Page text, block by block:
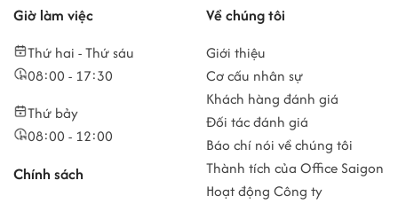
Giờ làm việc
Thứ hai - Thứ sáu
08:00 - 17:30
Thứ bảy
08:00 - 12:00
Chính sách
Về chúng tôi
Giới thiệu
Cơ cấu nhân sự
Khách hàng đánh giá
Đối tác đánh giá
Báo chí nói về chúng tôi
Thành tích của Office Saigon
Hoạt động Công ty